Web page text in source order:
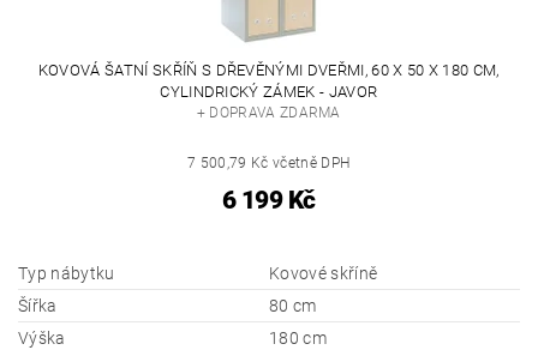
KOVOVÁ ŠATNÍ SKŘÍŇ S DŘEVĚNÝMI DVEŘMI, 60 X 50 X 180 CM,
CYLINDRICKÝ ZÁMEK - JAVOR
+ DOPRAVA ZDARMA
7 500,79 Kč včetně DPH
6 199 Kč
Typ nábytku
Kovové skříně
Šířka
80 cm
Výška
180 cm